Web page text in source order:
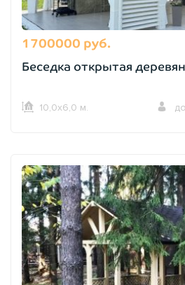
1700000 руб.
Беседка открытая
10,0х6,0 м.